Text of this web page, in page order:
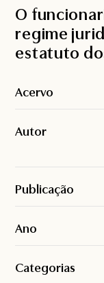
O
regime
estatuto
Acervo
Autor
Publicação
Ano
Categorias